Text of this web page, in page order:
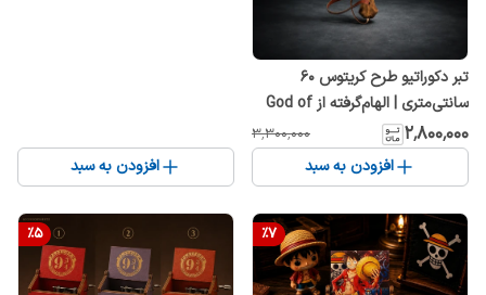
تبر دکوراتیو طرح کریتوس ۶۰
سانتی‌متری | الهام‌گرفته از God of
War | کلکسیونی
۲٬۸۰۰٬۰۰۰ ۳٬۳۰۰٬۰۰۰
افزودن به سبد افزودن به سبد
%7
%5